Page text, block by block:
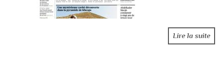
Lire la suite